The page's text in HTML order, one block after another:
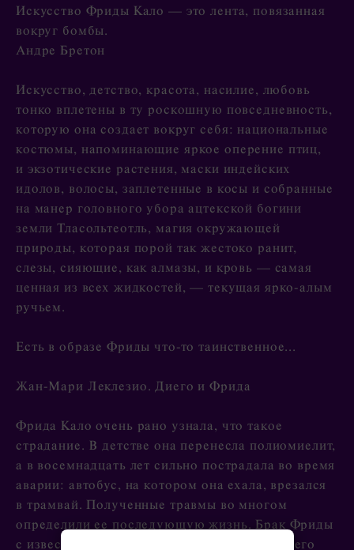
Искусство Фриды Кало — это лента, повязанная
вокруг бомбы.
Андре Бретон
Искусство, детство, красота, насилие, любовь
тонко вплетены в ту роскошную повседневность,
которую она создает вокруг себя: национальные
костюмы, напоминающие яркое оперение птиц,
и экзотические растения, маски индейских
идолов, волосы, заплетенные в косы и собранные
на манер головного убора ацтекской богини
земли Тласольтеотль, магия окружающей
природы, которая порой так жестоко ранит,
слезы, сияющие, как алмазы, и кровь — самая
ценная из всех жидкостей, — текущая ярко-алым
ручьем.
Есть в образе Фриды что-то таинственное...
Жан-Мари Леклезио. Диего и Фрида
Фрида Кало очень рано узнала, что такое
страдание. В детстве она перенесла полиомиелит,
а в восемнадцать лет сильно пострадала во время
аварии: автобус, на котором она ехала, врезался
в трамвай. Полученные травмы во многом
определили ее последующую жизнь. Брак Фриды
с известным мексиканским живописцем Диего